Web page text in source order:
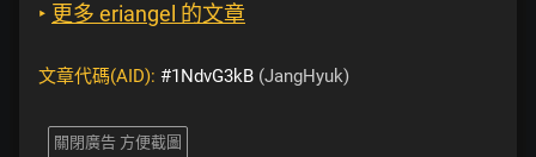
‣ 更多 eriangel 的文章
文章代碼(AID): #1NdvG3kB (JangHyuk)
關閉廣告 方便截圖